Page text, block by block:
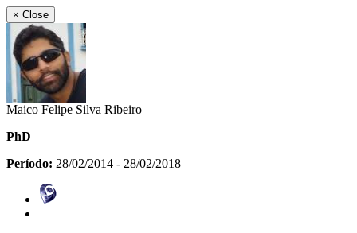
× Close
Maico Felipe Silva Ribeiro
PhD
Período: 28/02/2014 - 28/02/2018